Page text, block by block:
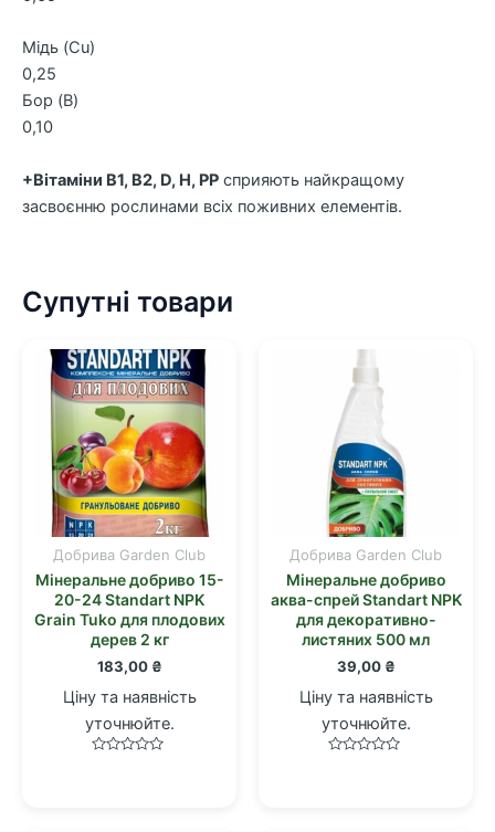
Мідь (Cu)
0,25
Бор (B)
0,10
+Вітаміни В1, В2, D, H, PP сприяють найкращому
засвоєнню рослинами всіх поживних елементів.
Супутні товари
Добрива Garden Club
Мінеральне добриво 15-
20-24 Standart NPK
Grain Tuko для плодових
дерев 2 кг
183,00 ₴
Ціну та наявність
уточнюйте.
Добрива Garden Club
Мінеральне добриво
аква-спрей Standart NPK
для декоративно-
листяних 500 мл
39,00 ₴
Ціну та наявність
уточнюйте.